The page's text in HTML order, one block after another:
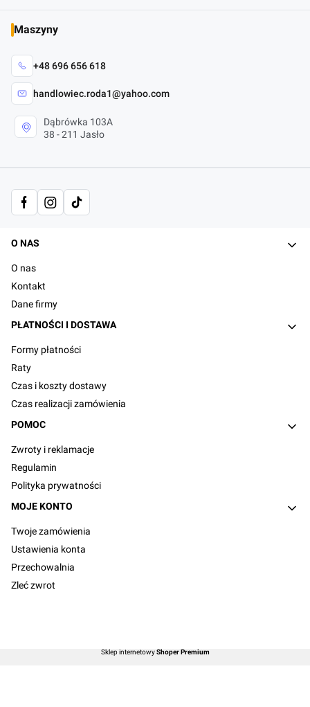
Maszyny
+48 696 656 618
handlowiec.roda1@yahoo.com
Dąbrówka 103A
38 - 211 Jasło
Linki w stopce
O NAS
O nas
Kontakt
Dane firmy
PŁATNOŚCI I DOSTAWA
Formy płatności
Raty
Czas i koszty dostawy
Czas realizacji zamówienia
POMOC
Zwroty i reklamacje
Regulamin
Polityka prywatności
MOJE KONTO
Twoje zamówienia
Ustawienia konta
Przechowalnia
Zleć zwrot
Sklep internetowyShoper Premium